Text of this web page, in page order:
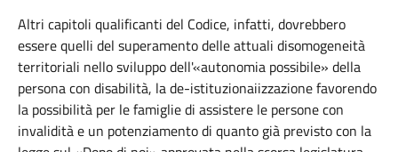
Altri capitoli qualificanti del Codice, infatti, dovrebbero
essere quelli del superamento delle attuali disomogeneità
territoriali nello sviluppo dell'«autonomia possibile» della
persona con disabilità, la de-istituzionaiizzazione favorendo
la possibilità per le famiglie di assistere le persone con
invalidità e un potenziamento di quanto già previsto con la